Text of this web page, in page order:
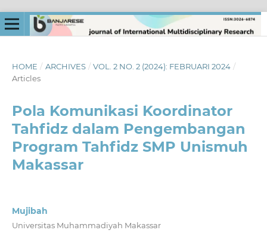
HOME / ARCHIVES / VOL. 2 NO. 2 (2024): FEBRUARI 2024 /
Articles
Pola Komunikasi Koordinator
Tahfidz dalam Pengembangan
Program Tahfidz SMP Unismuh
Makassar
Mujibah
Universitas Muhammadiyah Makassar